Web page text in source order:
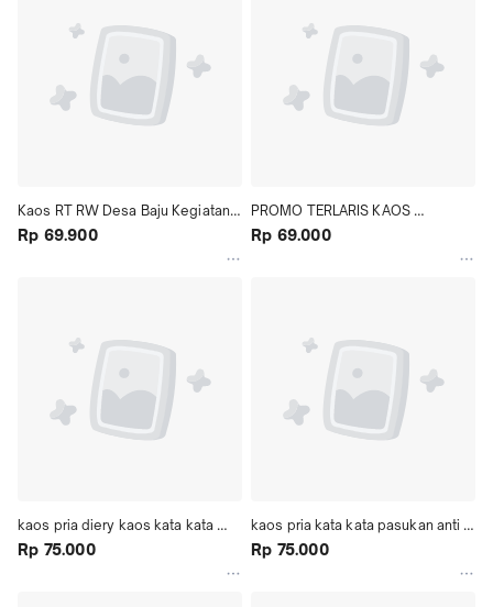
Kaos RT RW Desa Baju Kegiatan
Kelurahan Desa Lingkungan Bisa
Rp 69.900
kaos pria diery kaos kata kata
bergambar diery
Rp 75.000
PROMO TERLARIS KAOS
TERBARU VIRAL APT AKU PERNAH
Rp 69.000
kaos pria kata kata pasukan anti
prei
Rp 75.000